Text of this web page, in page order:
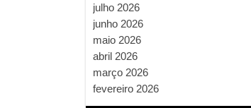
julho 2026
junho 2026
maio 2026
abril 2026
março 2026
fevereiro 2026